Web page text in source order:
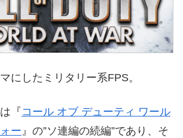
にしたミリタリー系FPS。
『 コール オブ デューティ ワール
ー』の”ソ連編の続編”であり、そ